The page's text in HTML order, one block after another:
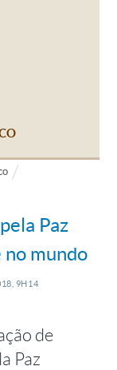
Paz
no mundo
9H14
de
Paz